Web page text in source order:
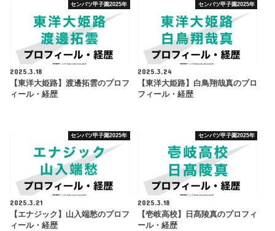
センバツ甲子園2025年
2025.3.18
【東洋大姫路】渡邊拓雲のプロフ
ィール・経歴
センバツ甲子園2025年
2025.3.24
【東洋大姫路】白鳥翔哉真のプロ
フィール・経歴
センバツ甲子園2025年
2025.3.21
【エナジック】山入端愁のプロフ
ィール・経歴
センバツ甲子園2025年
2025.3.18
【壱岐高校】日髙陵真のプロフィ
ール・経歴